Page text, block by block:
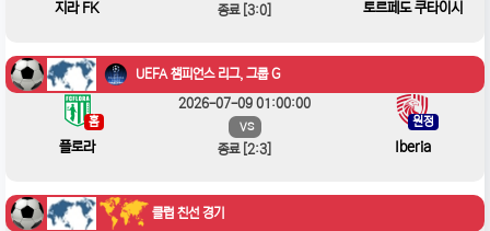
지라 FK 종료 [3:0] 토르페도 쿠타이시
UEFA 챔피언스 리그, 그룹 G
홈
플로라
2026-07-09 01:00:00
VS
종료 [2:3]
원정
Iberia
클럽 친선 경기